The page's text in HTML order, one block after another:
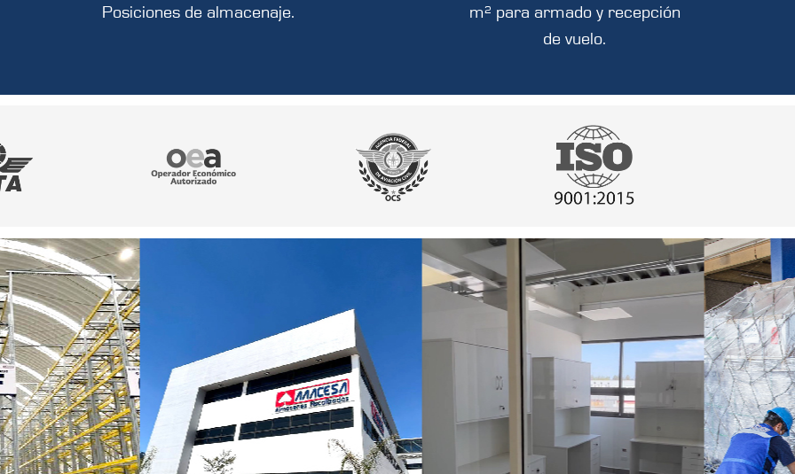
Posiciones de almacenaje.
m² para armado y recepción
de vuelo.